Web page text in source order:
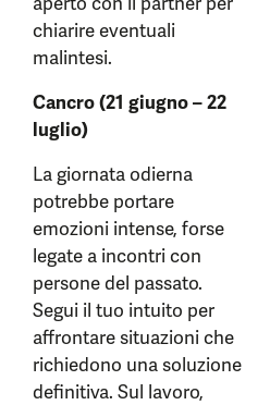
chiarire eventuali
malintesi.
Cancro (21 giugno – 22
luglio)
La giornata odierna
potrebbe portare
emozioni intense, forse
legate a incontri con
persone del passato.
Segui il tuo intuito per
affrontare situazioni che
richiedono una soluzione
definitiva. Sul lavoro,